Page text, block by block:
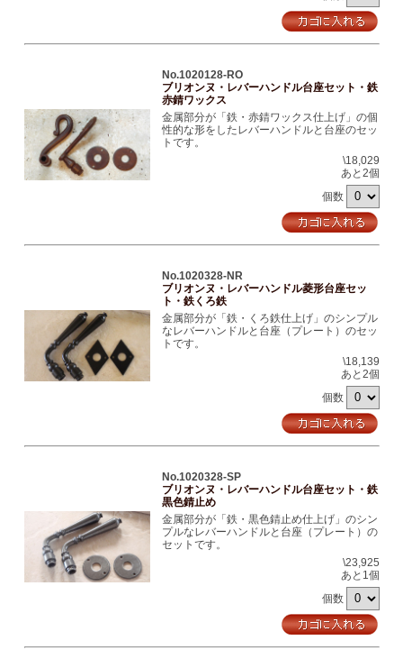
No.1020128-RO
ブリオンヌ・レバーハンドル台座セット・鉄
赤錆ワックス
金属部分が「鉄・赤錆ワックス仕上げ」の個
性的な形をしたレバーハンドルと台座のセッ
トです。
\18,029
あと2個
個数
No.1020328-NR
ブリオンヌ・レバーハンドル菱形台座セッ
ト・鉄くろ鉄
金属部分が「鉄・くろ鉄仕上げ」のシンプル
なレバーハンドルと台座（プレート）のセッ
トです。
\18,139
あと2個
個数
No.1020328-SP
ブリオンヌ・レバーハンドル台座セット・鉄
黒色錆止め
金属部分が「鉄・黒色錆止め仕上げ」のシン
プルなレバーハンドルと台座（プレート）の
セットです。
\23,925
あと1個
個数